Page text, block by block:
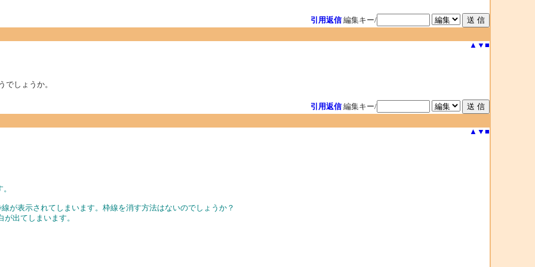
引用返信 編集キー/
▲ ▼ ■
でしょうか。
引用返信 編集キー/
▲ ▼ ■
表示されてしまいます。枠線を消す方法はないのでしょうか？
出てしまいます。